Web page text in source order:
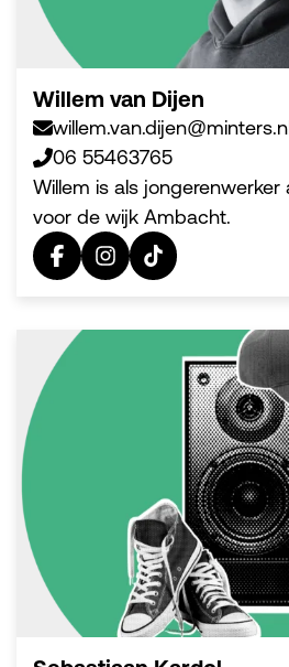
Willem van Dijen
06 55463765
Willem is als
voor de wijk Ambacht.